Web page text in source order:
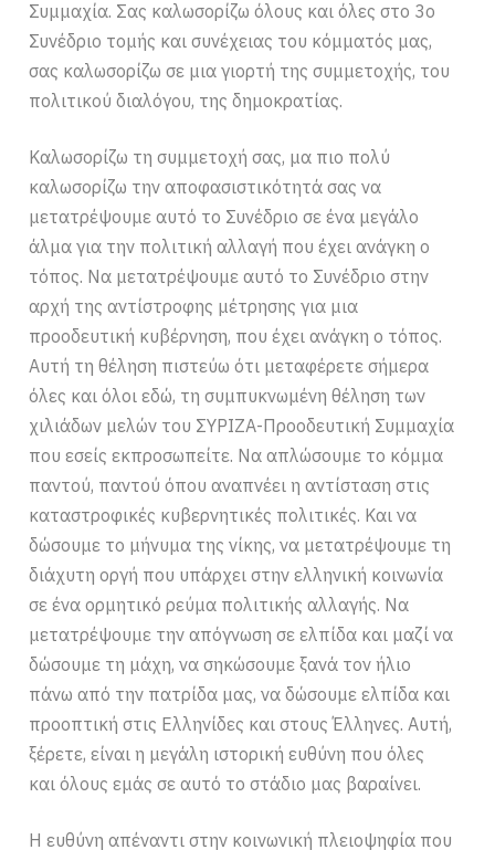
Συμμαχία. Σας καλωσορίζω όλους και όλες στο 3ο
Συνέδριο τομής και συνέχειας του κόμματός μας,
σας καλωσορίζω σε μια γιορτή της συμμετοχής, του
πολιτικού διαλόγου, της δημοκρατίας.
Καλωσορίζω τη συμμετοχή σας, μα πιο πολύ
καλωσορίζω την αποφασιστικότητά σας να
μετατρέψουμε αυτό το Συνέδριο σε ένα μεγάλο
άλμα για την πολιτική αλλαγή που έχει ανάγκη ο
τόπος. Να μετατρέψουμε αυτό το Συνέδριο στην
αρχή της αντίστροφης μέτρησης για μια
προοδευτική κυβέρνηση, που έχει ανάγκη ο τόπος.
Αυτή τη θέληση πιστεύω ότι μεταφέρετε σήμερα
όλες και όλοι εδώ, τη συμπυκνωμένη θέληση των
χιλιάδων μελών του ΣΥΡΙΖΑ-Προοδευτική Συμμαχία
που εσείς εκπροσωπείτε. Να απλώσουμε το κόμμα
παντού, παντού όπου αναπνέει η αντίσταση στις
καταστροφικές κυβερνητικές πολιτικές. Και να
δώσουμε το μήνυμα της νίκης, να μετατρέψουμε τη
διάχυτη οργή που υπάρχει στην ελληνική κοινωνία
σε ένα ορμητικό ρεύμα πολιτικής αλλαγής. Να
μετατρέψουμε την απόγνωση σε ελπίδα και μαζί να
δώσουμε τη μάχη, να σηκώσουμε ξανά τον ήλιο
πάνω από την πατρίδα μας, να δώσουμε ελπίδα και
προοπτική στις Ελληνίδες και στους Έλληνες. Αυτή,
ξέρετε, είναι η μεγάλη ιστορική ευθύνη που όλες
και όλους εμάς σε αυτό το στάδιο μας βαραίνει.
Η ευθύνη απέναντι στην κοινωνική πλειοψηφία που